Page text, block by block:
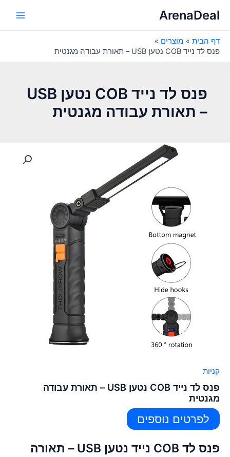
לתוכןArenaDeal
דף הבית
מוצרים
פנס לד נייד COB נטען USB – תאורת עבודה מגנטית
פנס לד נייד COB נטען USB
– תאורת עבודה מגנטית
קניות
פנס לד נייד COB נטען USB – תאורת עבודה
מגנטית
לפרטים נוספים
פנס לד COB נייד נטען USB – תאורה